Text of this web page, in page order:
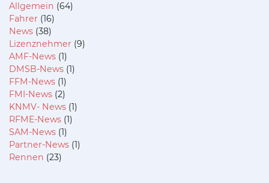
Allgemein (64)
Fahrer (16)
News (38)
Lizenznehmer (9)
AMF-News (1)
DMSB-News (1)
FFM-News (1)
FMI-News (2)
KNMV- News (1)
RFME-News (1)
SAM-News (1)
Partner-News (1)
Rennen (23)